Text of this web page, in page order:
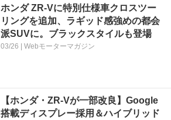
ホンダ ZR-Vに特別仕様車クロスツー
リングを追加、ラギッド感強めの都会
派SUVに。ブラックスタイルも登場
03/26 | Webモーターマガジン
【ホンダ・ZR-Vが一部改良】Google
搭載ディスプレー採用＆ハイブリッド